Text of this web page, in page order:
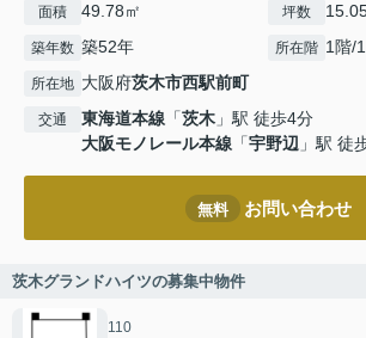
面積 49.78㎡ 坪数
築年数 築52年 所在階 1階/
所在地 大阪府茨木市西駅前町
交通 東海道本線 「茨木 」駅 徒歩4分
大阪モノレール本線 「宇野辺 」駅 徒
無料 お問い合わせ
茨木グランドハイツの募集中物件
110